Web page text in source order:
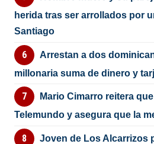
herida tras ser arrollados por
Santiago
Arrestan a dos
millonaria suma de dinero y
Mario Cimarro reitera
Telemundo y asegura que la
Joven de Los Alcarrizos